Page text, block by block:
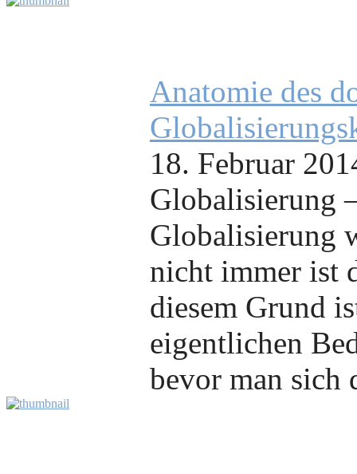
Anatomie des
18. Februar
Globalisierung
Globalisierung
nicht immer ist
diesem Grund
eigentlichen
bevor man sich